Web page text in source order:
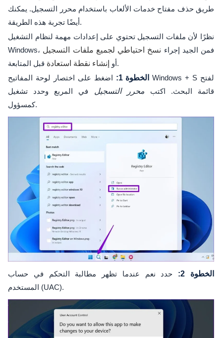
طريق حذف مفتاح خدمات الألعاب باستخدام محرر التسجيل. يمكنك
أيضًا تجربة هذه الطريقة.
نظرًا لأن ملفات التسجيل تحتوي على إعدادات مهمة لنظام التشغيل
Windows، فمن الجيد إجراء نسخ احتياطي لجميع ملفات التسجيل
أو إنشاء نقطة استعادة
قبل المتابعة.
الخطوة 1:
اضغط على اختصار لوحة المفاتيح Windows + S لفتح
قائمة البحث. اكتب محرر التسجيل في المربع وحدد تشغيل
كمسؤول.
الخطوة 2:
حدد نعم عندما تظهر مطالبة التحكم في حساب
المستخدم (UAC).